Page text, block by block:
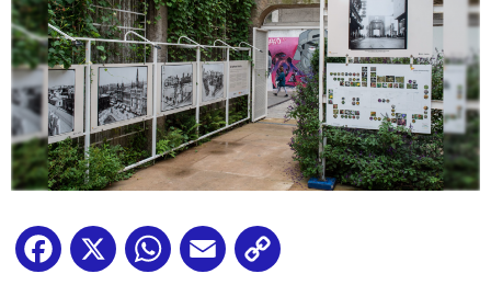
Facebook
X WhatsApp
Email